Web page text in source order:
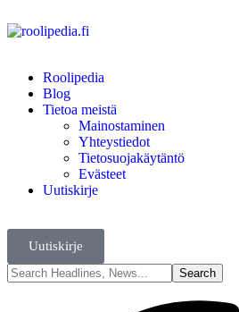
Roolipedia
Blog
Tietoa meistä
Mainostaminen
Yhteystiedot
Tietosuojakäytäntö
Evästeet
Uutiskirje
Uutiskirje